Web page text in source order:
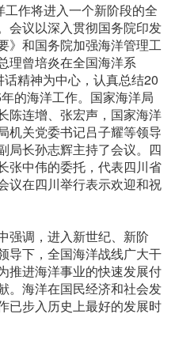
作将进入一个新阶段的全
会议以深入贯彻国务院印发
》和国务院加强海洋管理工
理曾培炎在全国海洋系
话精神为中心，认真总结20
的海洋工作。国家海洋局
陈连增、张宏声，国家海洋
机关党委书记吕子耀等领导
局长孙志辉主持了会议。四
张中伟的委托，代表四川省
议在四川举行表示欢迎和祝
强调，进入新世纪、新阶
导下，全国海洋战线广大干
推进海洋事业的快速发展付
。海洋在国民经济和社会发
已步入历史上最好的发展时